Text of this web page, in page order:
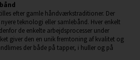
efter gamle håndværkstraditioner. Der
teknologi eller samlebånd. Hver enkelt
de enkelte arbejdsprocesser under
giver den en unik fremtoning af kvalitet og
der både på tapper, i huller og på